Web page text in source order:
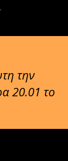
την
20.01 το